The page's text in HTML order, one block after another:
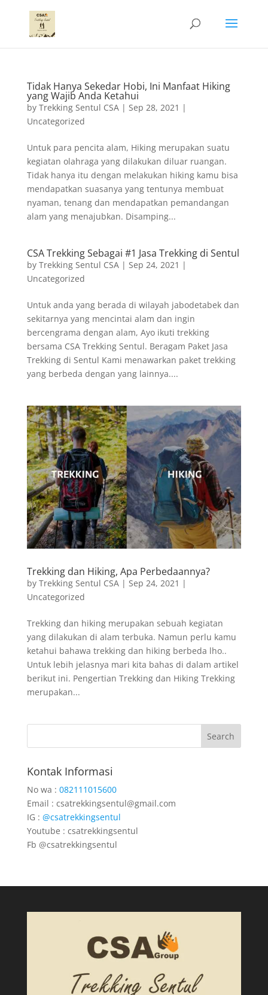
Tidak Hanya Sekedar Hobi, Ini Manfaat Hiking
yang Wajib Anda Ketahui
by Trekking Sentul CSA| Sep 28, 2021 |
Uncategorized
Untuk para pencita alam, Hiking merupakan suatu
kegiatan olahraga yang dilakukan diluar ruangan.
Tidak hanya itu dengan melakukan hiking kamu bisa
mendapatkan suasanya yang tentunya membuat
nyaman, tenang dan mendapatkan pemandangan
alam yang menajubkan. Disamping...
CSA Trekking Sebagai #1 Jasa Trekking di Sentul
by Trekking Sentul CSA| Sep 24, 2021 |
Uncategorized
Untuk anda yang berada di wilayah jabodetabek dan
sekitarnya yang mencintai alam dan ingin
bercengrama dengan alam, Ayo ikuti trekking
bersama CSA Trekking Sentul. Beragam Paket Jasa
Trekking di Sentul Kami menawarkan paket trekking
yang berbeda dengan yang lainnya....
Trekking dan Hiking, Apa Perbedaannya?
by Trekking Sentul CSA| Sep 24, 2021 |
Uncategorized
Trekking dan hiking merupakan sebuah kegiatan
yang dilakukan di alam terbuka. Namun perlu kamu
ketahui bahawa trekking dan hiking berbeda lho..
Untuk lebih jelasnya mari kita bahas di dalam artikel
berikut ini. Pengertian Trekking dan Hiking Trekking
merupakan...
Search
Kontak Informasi
No wa : 082111015600
Email : csatrekkingsentul@gmail.com
IG : @csatrekkingsentul
Youtube : csatrekkingsentul
Fb @csatrekkingsentul